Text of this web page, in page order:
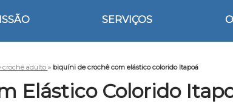
SERVIÇOS
crochê adulto » biquíni de crochê com elástico colorido Itapoá
Elástico Colorido